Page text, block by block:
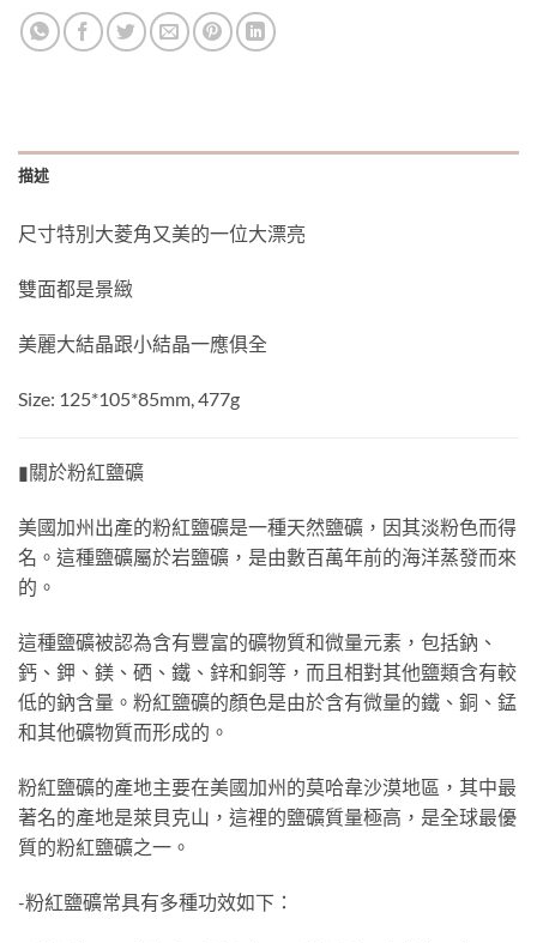
描述
尺寸特別大菱角又美的一位大漂亮
雙面都是景緻
美麗大結晶跟小結晶一應俱全
Size: 125*105*85mm, 477g
▮關於粉紅鹽礦
美國加州出產的粉紅鹽礦是一種天然鹽礦，因其淡粉色而得
名。這種鹽礦屬於岩鹽礦，是由數百萬年前的海洋蒸發而來
的。
這種鹽礦被認為含有豐富的礦物質和微量元素，包括鈉、
鈣、鉀、鎂、硒、鐵、鋅和銅等，而且相對其他鹽類含有較
低的鈉含量。粉紅鹽礦的顏色是由於含有微量的鐵、銅、錳
和其他礦物質而形成的。
粉紅鹽礦的產地主要在美國加州的莫哈韋沙漠地區，其中最
著名的產地是萊貝克山，這裡的鹽礦質量極高，是全球最優
質的粉紅鹽礦之一。
-粉紅鹽礦常具有多種功效如下：